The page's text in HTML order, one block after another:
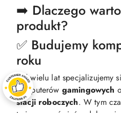
➡️ Dlaczego
produkt?
✅ Budujemy
roku
Od wielu lat specjalizujemy
komputerów gamingowych
stacji roboczych. W tym